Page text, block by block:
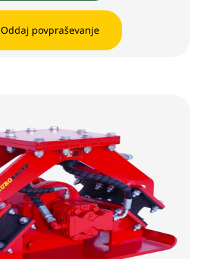
Oddaj povpraševanje